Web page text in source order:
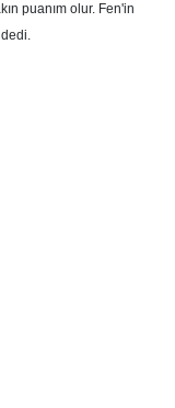
puanım olur. Fen'in